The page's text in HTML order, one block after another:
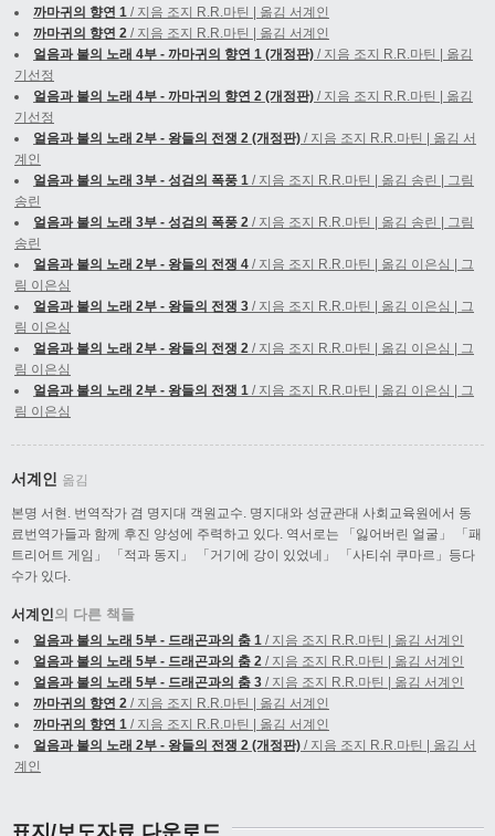
까마귀의 향연 1 / 지음 조지 R.R.마틴 | 옮김 서계인
까마귀의 향연 2 / 지음 조지 R.R.마틴 | 옮김 서계인
얼음과 불의 노래 4부 - 까마귀의 향연 1 (개정판) / 지음 조지 R.R.마틴 | 옮김
기선정
얼음과 불의 노래 4부 - 까마귀의 향연 2 (개정판) / 지음 조지 R.R.마틴 | 옮김
기선정
얼음과 불의 노래 2부 - 왕들의 전쟁 2 (개정판) / 지음 조지 R.R.마틴 | 옮김 서
계인
얼음과 불의 노래 3부 - 성검의 폭풍 1 / 지음 조지 R.R.마틴 | 옮김 송린 | 그림
송린
얼음과 불의 노래 3부 - 성검의 폭풍 2 / 지음 조지 R.R.마틴 | 옮김 송린 | 그림
송린
얼음과 불의 노래 2부 - 왕들의 전쟁 4 / 지음 조지 R.R.마틴 | 옮김 이은심 | 그
림 이은심
얼음과 불의 노래 2부 - 왕들의 전쟁 3 / 지음 조지 R.R.마틴 | 옮김 이은심 | 그
림 이은심
얼음과 불의 노래 2부 - 왕들의 전쟁 2 / 지음 조지 R.R.마틴 | 옮김 이은심 | 그
림 이은심
얼음과 불의 노래 2부 - 왕들의 전쟁 1 / 지음 조지 R.R.마틴 | 옮김 이은심 | 그
림 이은심
서계인 옮김
본명 서현. 번역작가 겸 명지대 객원교수. 명지대와 성균관대 사회교육원에서 동
료번역가들과 함께 후진 양성에 주력하고 있다. 역서로는 「잃어버린 얼굴」 「패
트리어트 게임」 「적과 동지」 「거기에 강이 있었네」 「사티쉬 쿠마르」등다
수가 있다.
서계인 의 다른 책들
얼음과 불의 노래 5부 - 드래곤과의 춤 1 / 지음 조지 R.R.마틴 | 옮김 서계인
얼음과 불의 노래 5부 - 드래곤과의 춤 2 / 지음 조지 R.R.마틴 | 옮김 서계인
얼음과 불의 노래 5부 - 드래곤과의 춤 3 / 지음 조지 R.R.마틴 | 옮김 서계인
까마귀의 향연 2 / 지음 조지 R.R.마틴 | 옮김 서계인
까마귀의 향연 1 / 지음 조지 R.R.마틴 | 옮김 서계인
얼음과 불의 노래 2부 - 왕들의 전쟁 2 (개정판) / 지음 조지 R.R.마틴 | 옮김 서
계인
표지/보도자료 다운로드